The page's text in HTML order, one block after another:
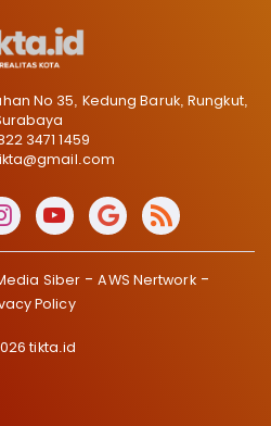
No 35, Kedung Baruk, Rungkut,
3471 1459
Siber
AWS Nertwork
Policy
tikta.id